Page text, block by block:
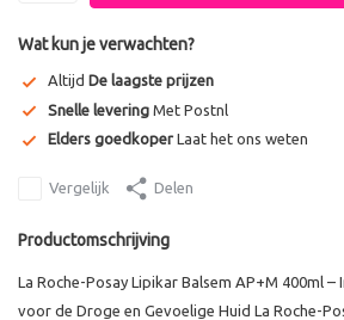
Wat kun je verwachten?
Altijd De laagste prijzen
Snelle levering Met Postnl
Elders goedkoper Laat het ons weten
Vergelijk Delen
Productomschrijving
La Roche-Posay Lipikar Balsem AP+M 400ml
voor de Droge en Gevoelige Huid La Roche-